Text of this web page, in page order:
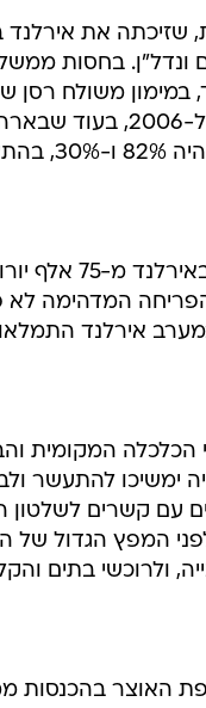
את אירלנד
ונדל"ן. בחסות
במימון משולח
מספר השלמות בנייה גדל ב-
של יותר מ-15% בשנה.
אירלנד
הכלכלה המקומית
ימשיכו להתעשר
עם קשרים לשלטון
המפץ הגדול של
ולרוכשי בתים
האוצר בהכנסות